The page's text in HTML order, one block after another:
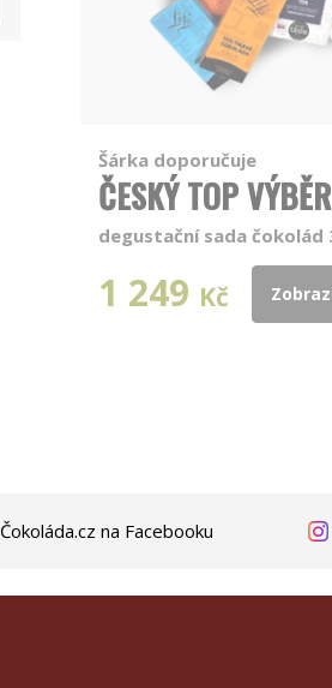
Šárka doporučuje
ČESKÝ TOP VÝBĚR
degustační sada čokolád
1 249 Kč
Čokoláda.cz na Facebooku